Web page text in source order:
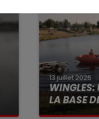
13 juillet 2026
WINGLES:
LA BASE
La victime